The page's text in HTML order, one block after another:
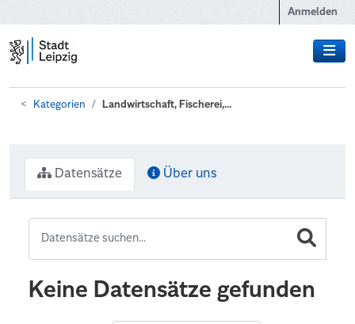
Anmelden
Kategorien Landwirtschaft, Fischerei,...
Datensätze Über uns
Keine Datensätze gefunden